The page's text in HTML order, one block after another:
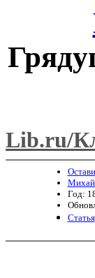
Lib.ru/
Год:
Статья